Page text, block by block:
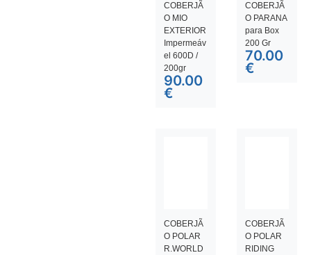
COBERJÃ
O MIO
EXTERIOR
Impermeáv
el 600D /
200gr
90.00
€
COBERJÃ
O PARANA
para Box
200 Gr
70.00
€
COBERJÃ
O POLAR
R.WORLD
COBERJÃ
O POLAR
RIDING